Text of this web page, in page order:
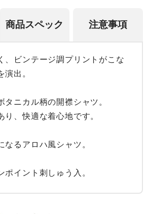
商品スペック 注意事項
、ビンテージ調プリントがこな
演出。
タニカル柄の開襟シャツ。
り、快適な着心地です。
なるアロハ風シャツ。
ポイント刺しゅう入。